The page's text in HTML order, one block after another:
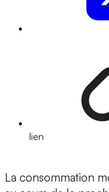
lien
La consommation